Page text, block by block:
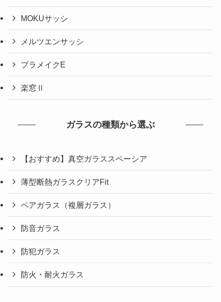
MOKUサッシ
メルツエンサッシ
プラメイクE
楽窓Ⅱ
ガラスの種類から選ぶ
【おすすめ】真空ガラススペーシア
薄型断熱ガラスクリアFit
ペアガラス（複層ガラス）
防音ガラス
防犯ガラス
防火・耐火ガラス